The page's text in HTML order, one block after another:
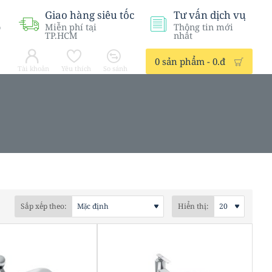
Giao hàng siêu tốc
Miễn phí tại
TP.HCM
Tư vấn dịch vụ
Thông tin mới
nhất
Tài khoản Yêu thích So sánh
0 sản phẩm - 0.đ
Sắp xếp theo: Hiển thị: